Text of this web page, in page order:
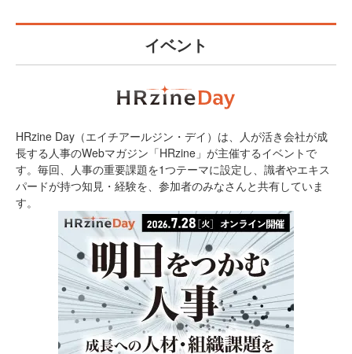
イベント
HRzine Day（エイチアールジン・デイ）は、人が活き会社が成
長する人事のWebマガジン「HRzine」が主催するイベントで
す。毎回、人事の重要課題を1つテーマに設定し、識者やエキス
パードが持つ知見・経験を、参加者のみなさんと共有していま
す。